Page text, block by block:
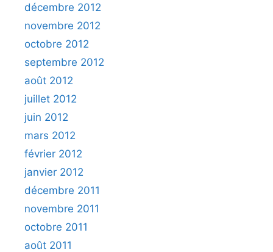
décembre 2012
novembre 2012
octobre 2012
septembre 2012
août 2012
juillet 2012
juin 2012
mars 2012
février 2012
janvier 2012
décembre 2011
novembre 2011
octobre 2011
août 2011